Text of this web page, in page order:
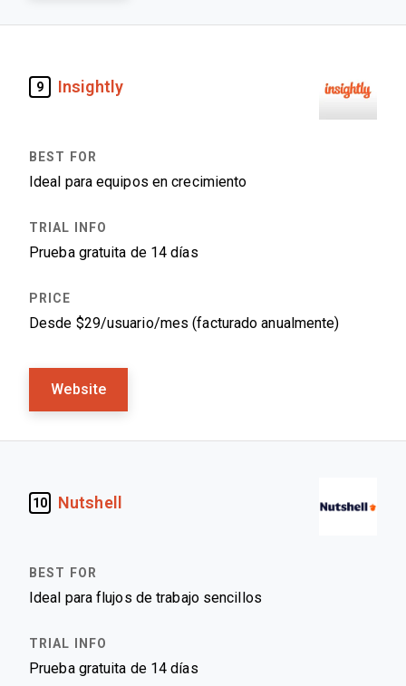
9 Insightly
Ideal para equipos en crecimiento
Prueba gratuita de 14 días
Desde $29/usuario/mes (facturado anualmente)
Website
10 Nutshell
Ideal para flujos de trabajo sencillos
Prueba gratuita de 14 días